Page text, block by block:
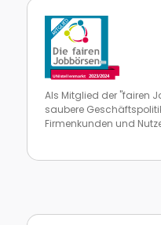
Als Mitglied der "fairen
saubere
Firmenkunden und